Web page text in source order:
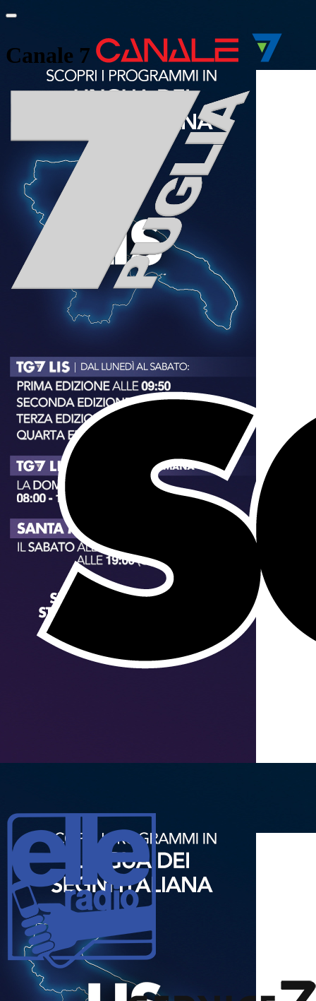
Canale 7